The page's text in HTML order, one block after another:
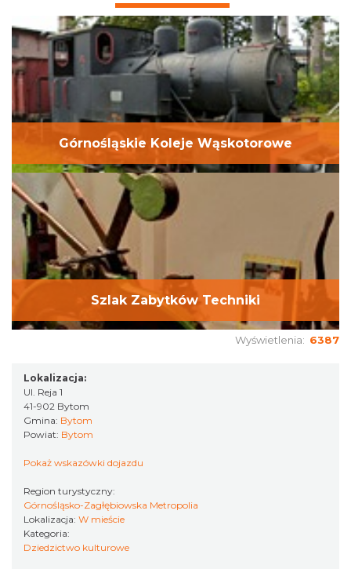
Górnośląskie Koleje Wąskotorowe
Szlak Zabytków Techniki
Wyświetlenia: 6387
Lokalizacja:
Ul. Reja 1
41-902 Bytom
Gmina: Bytom
Powiat: Bytom
Pokaż wskazówki dojazdu
Region turystyczny:
Górnośląsko-Zagłębiowska Metropolia
Lokalizacja: W mieście
Kategoria:
Dziedzictwo kulturowe